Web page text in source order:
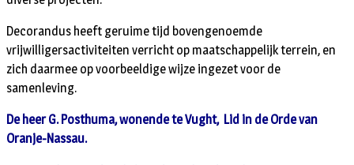
Decorandus heeft geruime tijd bovengenoemde
vrijwilligersactiviteiten verricht op maatschappelijk terrein, en
zich daarmee op voorbeeldige wijze ingezet voor de
samenleving.
De heer G. Posthuma, wonende te Vught, Lid in de Orde van
Oranje-Nassau.